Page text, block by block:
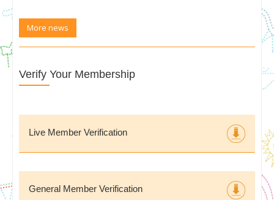
More news
Verify Your Membership
Live Member Verification
General Member Verification